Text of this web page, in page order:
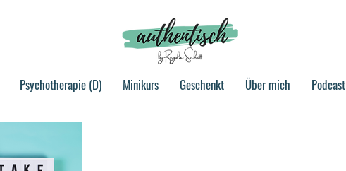
Psychotherapie (D) Minikurs Geschenkt Über mich Podcast